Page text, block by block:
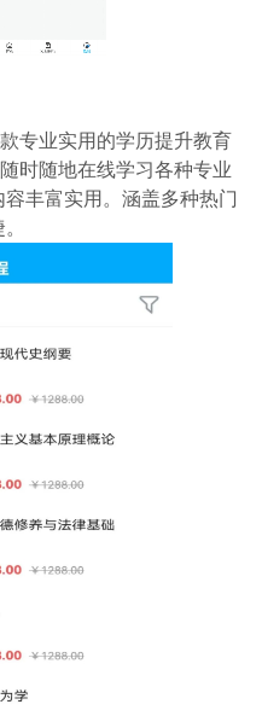
专业实用的学历提升教育
时随地在线学习各种专业
丰富实用。涵盖多种热门